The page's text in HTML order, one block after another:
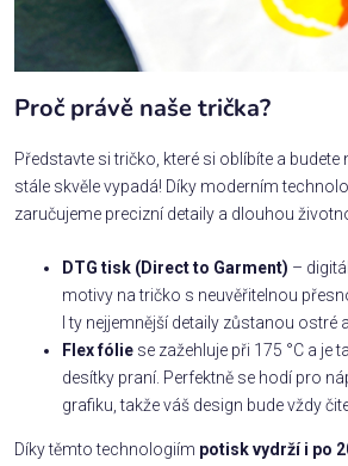
Proč právě naše trička?
Představte si tričko, které si oblíbíte a
stále skvěle vypadá! Díky moderním
zaručujeme precizní detaily a dlouhou
DTG tisk (Direct to Garment) –
motivy na tričko s neuvěřitelnou
I ty nejjemnější detaily zůstanou ostré
Flex fólie se zažehluje při 175 °C a je
desítky praní. Perfektně se hodí pro
grafiku, takže váš design bude vždy
Díky těmto technologiím potisk vydrží i po